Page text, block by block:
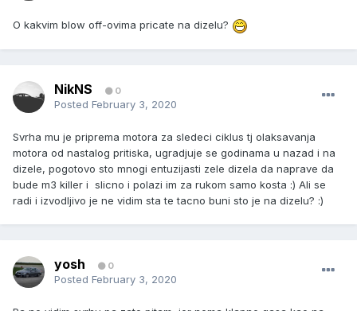
O kakvim blow off-ovima pricate na dizelu?
NikNS 0
Posted February 3, 2020
Svrha mu je priprema motora za sledeci ciklus tj olaksavanja
motora od nastalog pritiska, ugradjuje se godinama u nazad i na
dizele, pogotovo sto mnogi entuzijasti zele dizela da naprave da
bude m3 killer i slicno i polazi im za rukom samo kosta :) Ali se
radi i izvodljivo je ne vidim sta te tacno buni sto je na dizelu? :)
yosh 0
Posted February 3, 2020